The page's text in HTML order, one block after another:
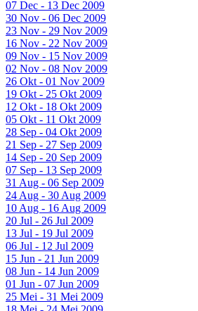
07 Dec - 13 Dec 2009
30 Nov - 06 Dec 2009
23 Nov - 29 Nov 2009
16 Nov - 22 Nov 2009
09 Nov - 15 Nov 2009
02 Nov - 08 Nov 2009
26 Okt - 01 Nov 2009
19 Okt - 25 Okt 2009
12 Okt - 18 Okt 2009
05 Okt - 11 Okt 2009
28 Sep - 04 Okt 2009
21 Sep - 27 Sep 2009
14 Sep - 20 Sep 2009
07 Sep - 13 Sep 2009
31 Aug - 06 Sep 2009
24 Aug - 30 Aug 2009
10 Aug - 16 Aug 2009
20 Jul - 26 Jul 2009
13 Jul - 19 Jul 2009
06 Jul - 12 Jul 2009
15 Jun - 21 Jun 2009
08 Jun - 14 Jun 2009
01 Jun - 07 Jun 2009
25 Mei - 31 Mei 2009